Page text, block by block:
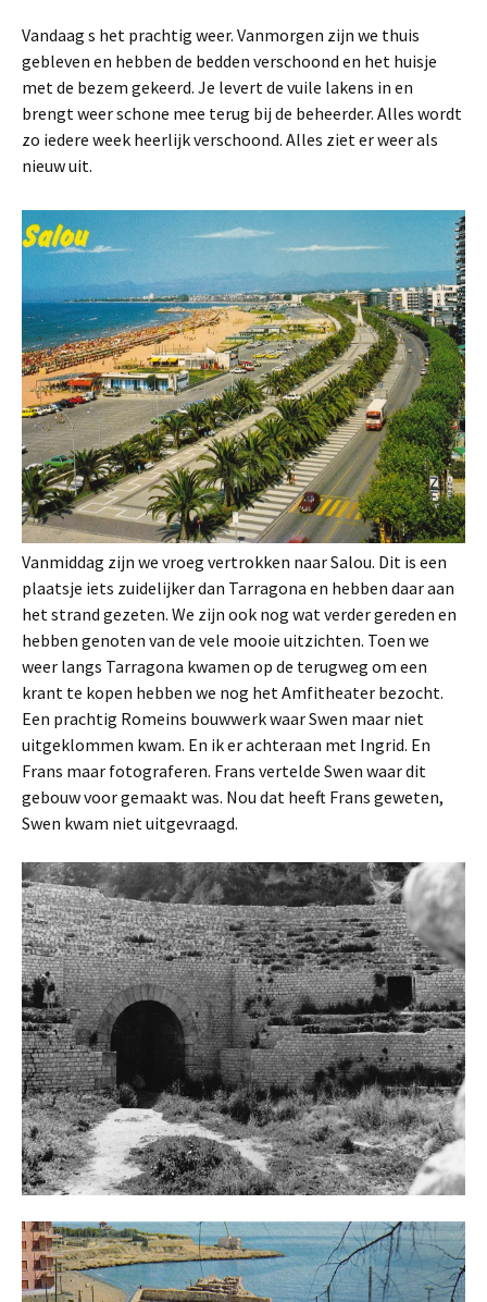
Vandaag s het prachtig weer. Vanmorgen zijn we thuis
gebleven en hebben de bedden verschoond en het huisje
met de bezem gekeerd. Je levert de vuile lakens in en
brengt weer schone mee terug bij de beheerder. Alles wordt
zo iedere week heerlijk verschoond. Alles ziet er weer als
nieuw uit.
Vanmiddag zijn we vroeg vertrokken naar Salou. Dit is een
plaatsje iets zuidelijker dan Tarragona en hebben daar aan
het strand gezeten. We zijn ook nog wat verder gereden en
hebben genoten van de vele mooie uitzichten. Toen we
weer langs Tarragona kwamen op de terugweg om een
krant te kopen hebben we nog het Amfitheater bezocht.
Een prachtig Romeins bouwwerk waar Swen maar niet
uitgeklommen kwam. En ik er achteraan met Ingrid. En
Frans maar fotograferen. Frans vertelde Swen waar dit
gebouw voor gemaakt was. Nou dat heeft Frans geweten,
Swen kwam niet uitgevraagd.